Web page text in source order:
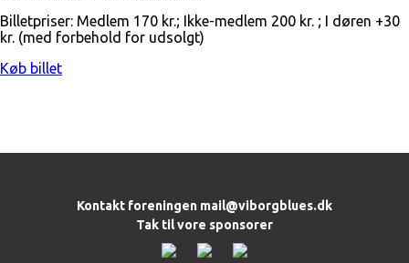
Billetpriser: Medlem 170 kr.; Ikke-medlem 200 kr. ; I døren +30
kr. (med forbehold for udsolgt)
Køb billet
Kontakt foreningen mail@viborgblues.dk
Tak til vore sponsorer